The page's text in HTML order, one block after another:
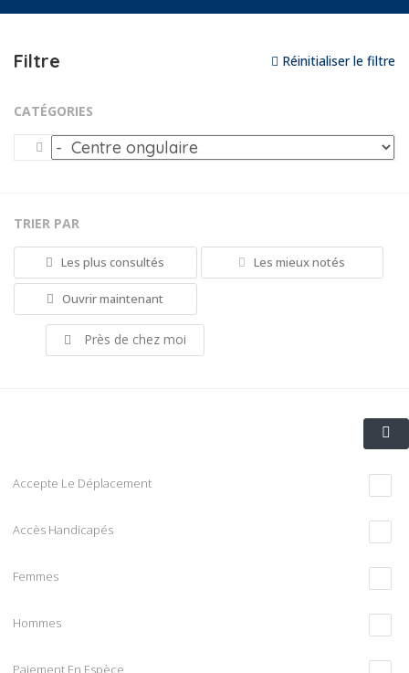
Filtre Réinitialiser le filtre
CATÉGORIES
TRIER PAR
Les plus consultés Les mieux notés
Ouvrir maintenant
Près de chez moi
Accepte Le Déplacement
Accès Handicapés
Femmes
Hommes